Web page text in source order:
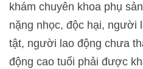
khám chuyên khoa phụ
nặng nhọc, độc hại, người
tật, người lao động chưa
động cao tuổi phải được